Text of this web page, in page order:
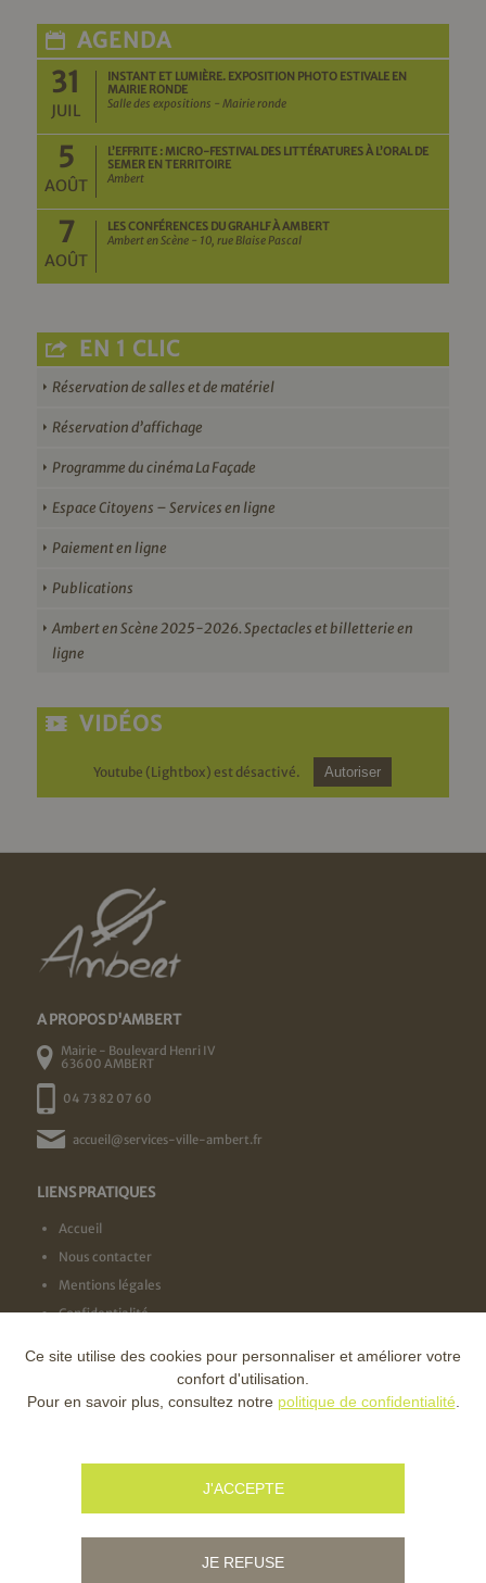
AGENDA
31
JUIL
INSTANT ET LUMIÈRE. EXPOSITION PHOTO ESTIVALE EN
MAIRIE RONDE
Salle des expositions - Mairie ronde
5
AOÛT
L’EFFRITE : MICRO-FESTIVAL DES LITTÉRATURES À L’ORAL DE
SEMER EN TERRITOIRE
Ambert
7
AOÛT
LES CONFÉRENCES DU GRAHLF À AMBERT
Ambert en Scène - 10, rue Blaise Pascal
EN 1 CLIC
Réservation de salles et de matériel
Réservation d’affichage
Programme du cinéma La Façade
Espace Citoyens – Services en ligne
Paiement en ligne
Publications
Ambert en Scène 2025-2026. Spectacles et billetterie en
ligne
VIDÉOS
Youtube (Lightbox) est désactivé. Autoriser
A PROPOS D'AMBERT
Mairie - Boulevard Henri IV
63600 AMBERT
04 73 82 07 60
accueil@services-ville-ambert.fr
LIENS PRATIQUES
Accueil
Nous contacter
Mentions légales
Confidentialité
NOS LABELS
Ce site utilise des cookies pour personnaliser et améliorer votre
confort d'utilisation.
Pour en savoir plus, consultez notre politique de confidentialité
J'ACCEPTE
JE REFUSE